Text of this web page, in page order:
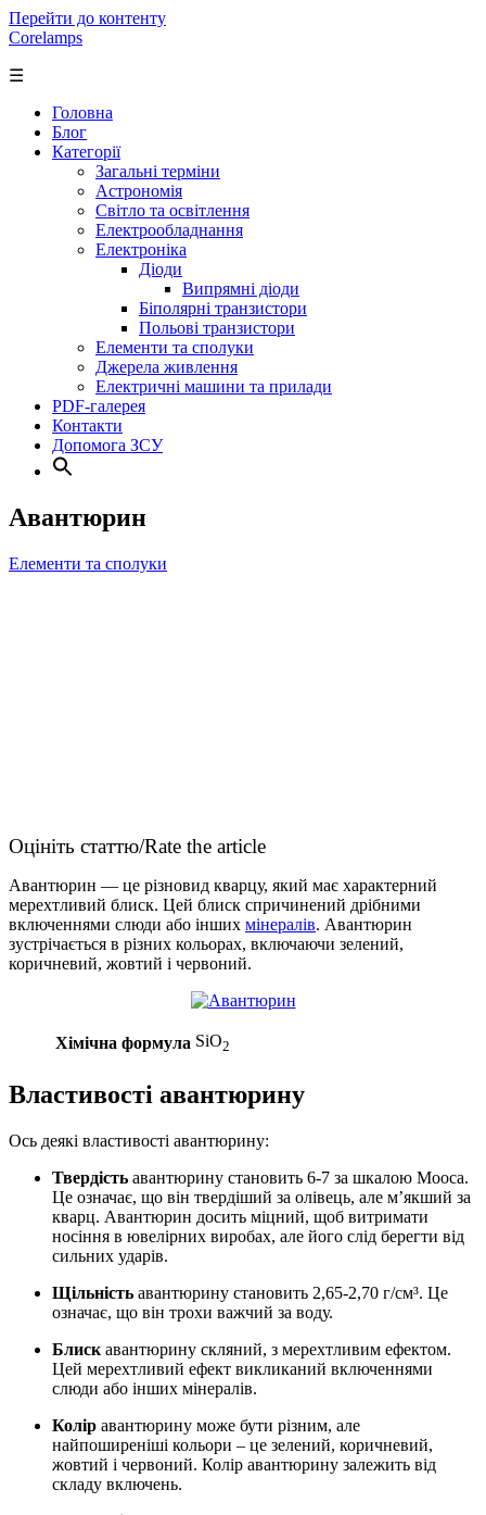
Перейти до контенту
Corelamps
☰
Головна
Блог
Категорії
Загальні терміни
Астрономія
Світло та освітлення
Електрообладнання
Електроніка
Діоди
Випрямні діоди
Біполярні транзистори
Польові транзистори
Елементи та сполуки
Джерела живлення
Електричні машини та прилади
PDF-галерея
Контакти
Допомога ЗСУ
Авантюрин
Елементи та сполуки
Оцініть статтю/Rate the article
Авантюрин — це різновид кварцу, який має характерний
мерехтливий блиск. Цей блиск спричинений дрібними
включеннями слюди або інших мінералів. Авантюрин
зустрічається в різних кольорах, включаючи зелений,
коричневий, жовтий і червоний.
Хімічна формула SiO2
Властивості авантюрину
Ось деякі властивості авантюрину:
Твердість авантюрину становить 6-7 за шкалою Мооса.
Це означає, що він твердіший за олівець, але м’якший за
кварц. Авантюрин досить міцний, щоб витримати
носіння в ювелірних виробах, але його слід берегти від
сильних ударів.
Щільність авантюрину становить 2,65-2,70 г/см³. Це
означає, що він трохи важчий за воду.
Блиск авантюрину скляний, з мерехтливим ефектом.
Цей мерехтливий ефект викликаний включеннями
слюди або інших мінералів.
Колір авантюрину може бути різним, але
найпоширеніші кольори – це зелений, коричневий,
жовтий і червоний. Колір авантюрину залежить від
складу включень.